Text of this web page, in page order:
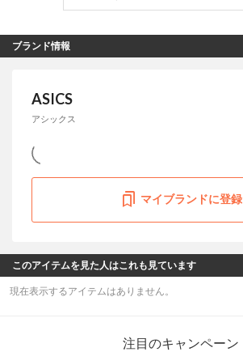
ブランド情報
ASICS
アシックス
マイブランドに登録
このアイテムを見た人はこれも見ています
現在表示するアイテムはありません。
注目のキャンペーン